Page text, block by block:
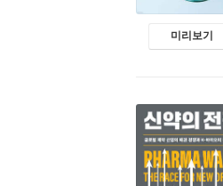
미리보기